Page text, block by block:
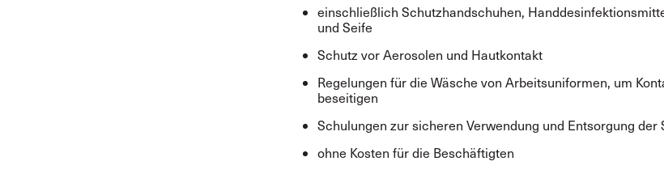
einschließlich Schutzhandschuhen,
und Seife
Schutz vor Aerosolen und Hautkontakt
Regelungen für die Wäsche von Arbeitsuniformen, um
beseitigen
Schulungen zur sicheren Verwendung und Entsorgung der
ohne Kosten für die Beschäftigten